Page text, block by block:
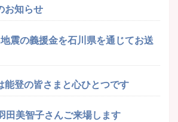
お知らせ
震の義援金を石川県を通じてお送
能登の皆さまと心ひとつです
田美智子さんご来場します